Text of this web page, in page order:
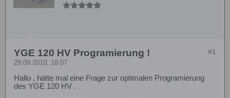
#1
YGE 120 HV Programierung !
28.09.2010, 18:07
Hallo , hätte mal eine Frage zur optimalen Programierung
des YGE 120 HV .